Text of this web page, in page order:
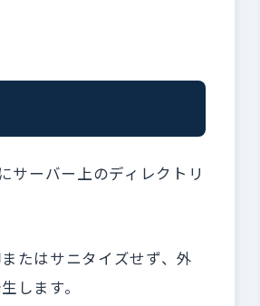
サーバー上のディレクトリ
たはサニタイズせず、外
します。